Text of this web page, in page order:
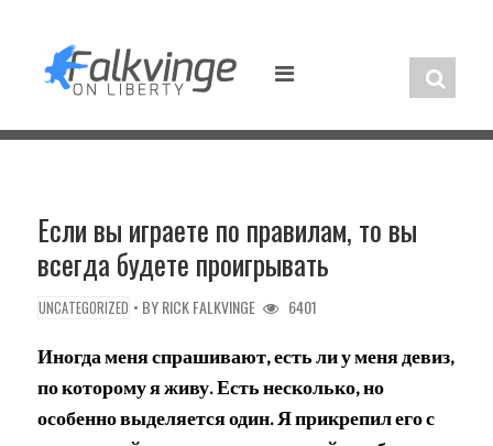
content
Если вы играете по правилам, то вы
всегда будете проигрывать
UNCATEGORIZED • BYRICK FALKVINGE 6401
Иногда меня спрашивают, есть ли у меня девиз,
по которому я живу. Есть несколько, но
особенно выделяется один. Я прикрепил его с